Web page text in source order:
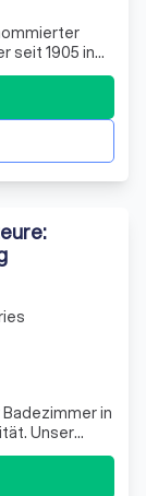
seit 1905 in
sich von
Wi
in
Unser
zu
Platz
Unsere